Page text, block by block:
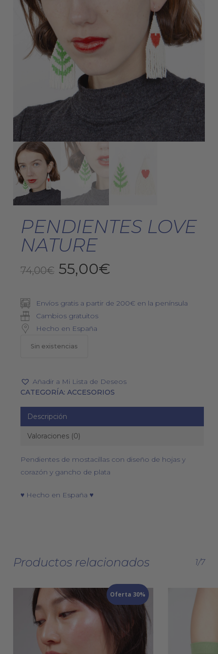
PENDIENTES LOVE
NATURE
74,00€ El
original
era:
74,00€.
55,00€
actual
Envíos gratis a partir de 200€ en la península
Cambios gratuitos
Hecho en España
Sin existencias
Añadir a Mi Lista de Deseos
CATEGORÍA: ACCESORIOS
Descripción
Valoraciones (0)
Pendientes de mostacillas con diseño de hojas y
corazón y gancho de plata
♥ Hecho en España ♥
Productos relacionados 1/7
Oferta 30%